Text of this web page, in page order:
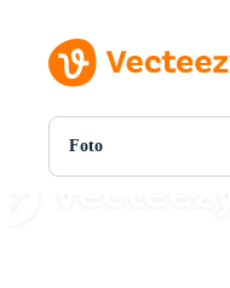
Foto
Tutte Immagini